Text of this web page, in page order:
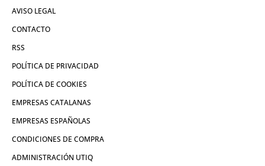
AVISO LEGAL
CONTACTO
RSS
POLÍTICA DE PRIVACIDAD
POLÍTICA DE COOKIES
EMPRESAS CATALANAS
EMPRESAS ESPAÑOLAS
CONDICIONES DE COMPRA
ADMINISTRACIÓN UTIQ